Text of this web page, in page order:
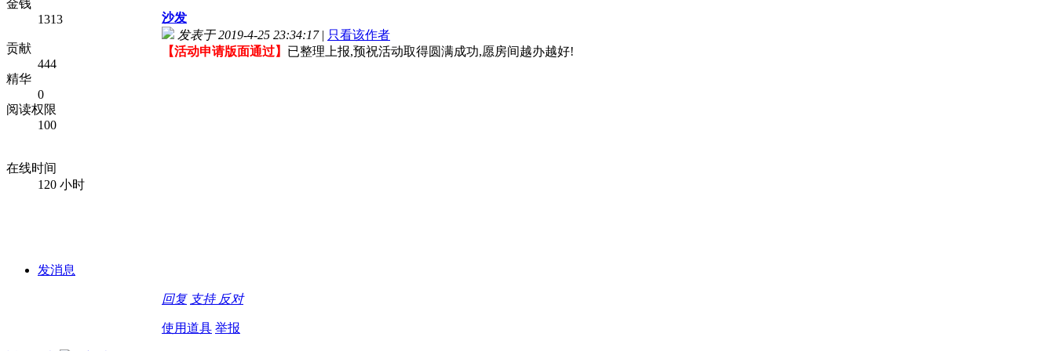
金钱
1313
贡献
444
精华
0
阅读权限
100
在线时间
120 小时
发消息
沙发
发表于 2019-4-25 23:34:17 | 只看该作者
【活动申请版面通过】 已整理上报,预祝活动取得圆满成功,愿房间越办越好!
回复 支持 反对
使用道具 举报